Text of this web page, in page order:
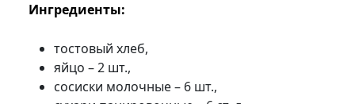
Ингредиенты:
тостовый хлеб,
яйцо – 2 шт.,
сосиски молочные – 6 шт.,